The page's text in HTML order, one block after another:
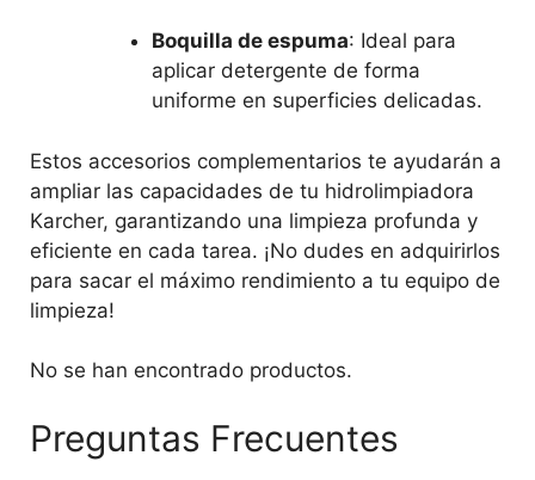
Boquilla de espuma: Ideal para
aplicar detergente de forma
uniforme en superficies delicadas.
Estos accesorios complementarios te ayudarán a
ampliar las capacidades de tu hidrolimpiadora
Karcher, garantizando una limpieza profunda y
eficiente en cada tarea. ¡No dudes en adquirirlos
para sacar el máximo rendimiento a tu equipo de
limpieza!
No se han encontrado productos.
Preguntas Frecuentes